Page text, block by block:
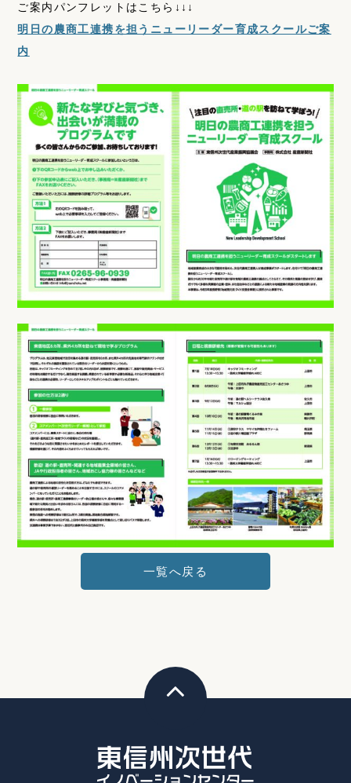
ご案内パンフレットはこちら↓↓↓
明日の農商工連携を担うニューリーダー育成スクールご案
内
一覧へ戻る